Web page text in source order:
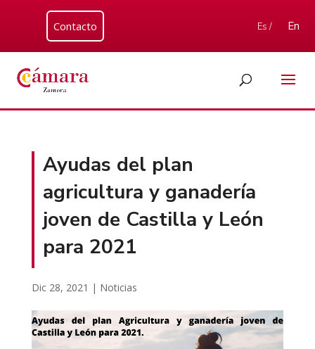
Contacto Es / En
Ayudas del plan
agricultura y ganadería
joven de Castilla y León
para 2021
Dic 28, 2021 | Noticias